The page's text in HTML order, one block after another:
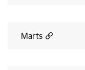
Marts